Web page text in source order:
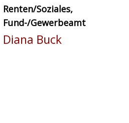
Renten/Soziales,
Fund-/Gewerbeamt
Diana Buck